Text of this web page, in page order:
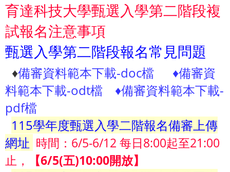
育達科技大學甄選入學第二階段複
試報名注意事項
甄選入學第二階段報名常見問題
♦備審資料範本下載-doc檔 ♦備審資
料範本下載-odt檔 ♦備審資料範本下載-
pdf檔
115學年度甄選入學二階報名備審上傳
網址 時間：6/5-6/12 每日8:00起至21:00
止，
【6/5(五)10:00開放】